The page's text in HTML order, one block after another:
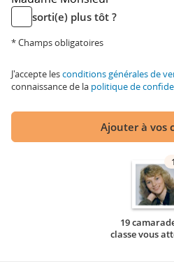
sorti(e) plus tôt ?
* Champs obligatoires
J'accepte lesconditions générales de
connaissance de la politique de
Ajouter à vos
19
classe vous